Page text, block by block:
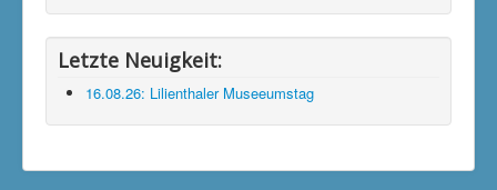
Letzte Neuigkeit:
16.08.26: Lilienthaler Museeumstag